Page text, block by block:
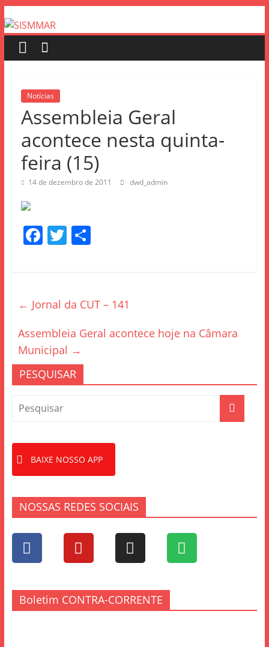
Notícias
Assembleia Geral
acontece nesta quinta-
feira (15)
14 de dezembro de 2011 dwd_admin
F
b
o
o
k
T S
← Jornal da CUT – 141
Assembleia Geral acontece hoje na Câmara
Municipal →
PESQUISAR
BAIXE NOSSO APP
NOSSAS REDES SOCIAIS
Boletim CONTRA-CORRENTE